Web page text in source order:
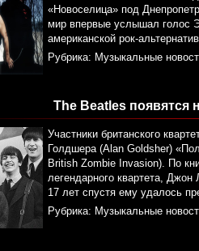
«Новоселица» под
мир впервые услышал голос
американской рок-
Рубрика: Музыкальные
The Beatles появятся
Участники британского
Голдшера (Alan Goldsher)
British Zombie Invasion). По
легендарного квартета,
17 лет спустя ему удалось
Рубрика: Музыкальные